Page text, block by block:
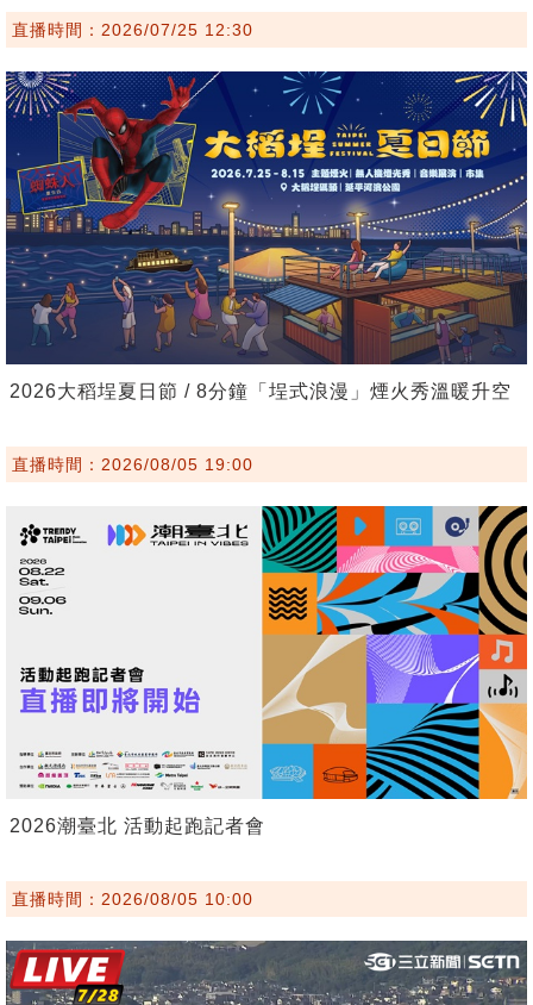
直播時間：2026/07/25 12:30
2026大稻埕夏日節 / 8分鐘「埕式浪漫」煙火秀溫暖升空
直播時間：2026/08/05 19:00
2026潮臺北 活動起跑記者會
直播時間：2026/08/05 10:00